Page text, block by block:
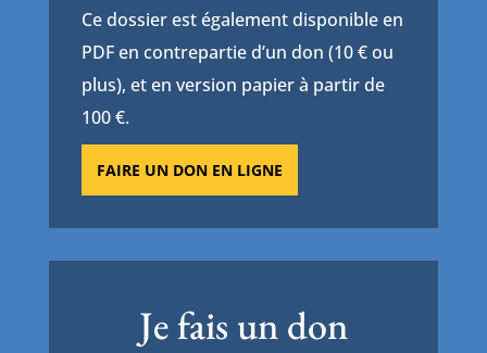
Ce dossier est également disponible en
PDF en contrepartie d’un don (10 € ou
plus), et en version papier à partir de
100 €.
FAIRE UN DON EN LIGNE
Je fais un don